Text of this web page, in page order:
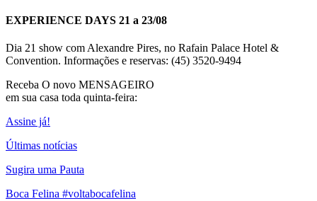
EXPERIENCE DAYS 21 a 23/08
Dia 21 show com Alexandre Pires, no Rafain Palace Hotel &
Convention. Informações e reservas: (45) 3520-9494
Receba O novo MENSAGEIRO
em sua casa toda quinta-feira:
Assine já!
Últimas notícias
Sugira uma Pauta
Boca Felina #voltabocafelina